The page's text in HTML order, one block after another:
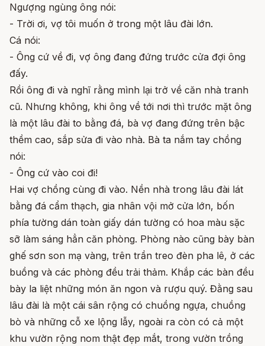
Ngượng ngùng ông nói:
- Trời ơi, vợ tôi muốn ở trong một lâu đài lớn.
Cá nói:
- Ông cứ về đi, vợ ông đang đứng trước cửa đợi ông
đấy.
Rồi ông đi và nghĩ rằng mình lại trở về căn nhà tranh
cũ. Nhưng không, khi ông về tới nơi thì trước mặt ông
là một lâu đài to bằng đá, bà vợ đang đứng trên bậc
thềm cao, sắp sửa đi vào nhà. Bà ta nắm tay chồng
nói:
- Ông cứ vào coi đi!
Hai vợ chồng cùng đi vào. Nền nhà trong lâu đài lát
bằng đá cẩm thạch, gia nhân vội mở cửa lớn, bốn
phía tường dán toàn giấy dán tường có hoa màu sặc
sỡ làm sáng hẳn căn phòng. Phòng nào cũng bày bàn
ghế sơn son mạ vàng, trên trần treo đèn pha lê, ở các
buồng và các phòng đều trải thảm. Khắp các bàn đều
bày la liệt những món ăn ngon và rượu quý. Đằng sau
lâu đài là một cái sân rộng có chuồng ngựa, chuồng
bò và những cỗ xe lộng lẫy, ngoài ra còn có cả một
khu vườn rộng nom thật đẹp mắt, trong vườn trồng